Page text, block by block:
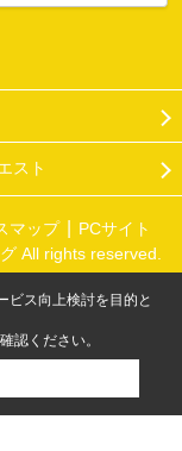
スト
マップ
PCサイト
All rights reserved.
ビス向上検討を目的と
認ください。